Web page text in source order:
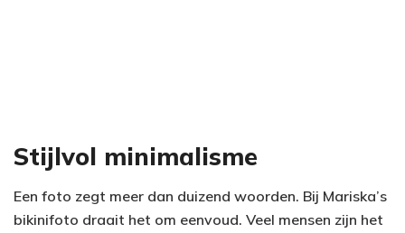
Stijlvol minimalisme
Een foto zegt meer dan duizend woorden. Bij Mariska’s
bikinifoto draait het om eenvoud. Veel mensen zijn het